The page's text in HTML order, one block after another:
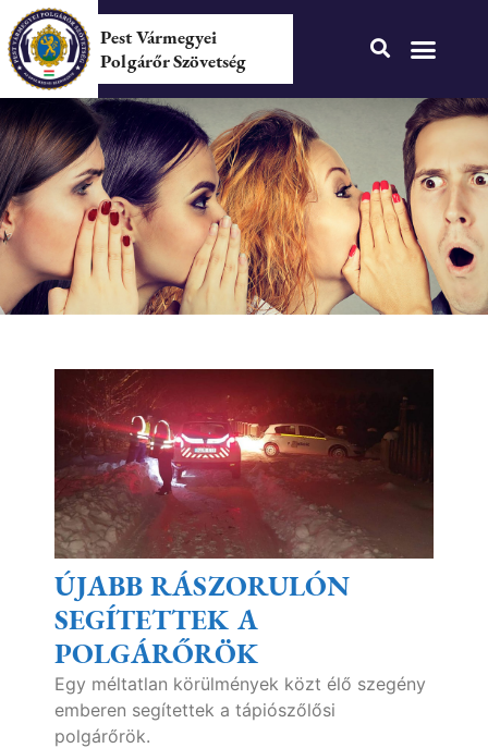
Pest Vármegyei
Polgárőr Szövetség
ÚJABB RÁSZORULÓN
SEGÍTETTEK A
POLGÁRŐRÖK
Egy méltatlan körülmények közt élő szegény
emberen segítettek a tápiószőlősi
polgárőrök.